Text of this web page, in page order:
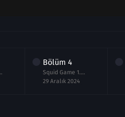
izle
Bölüm 4
Squid Game 1.Sezon 4.Bölüm izle Full
29 Aralık 2024